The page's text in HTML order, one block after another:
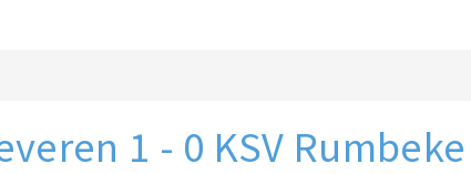
1 - 0 KSV Rumbeke